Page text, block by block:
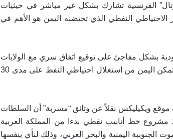
الفرنسية تشارك بشكل غير مباشر في حيثيات
الاحتياطي النفطي الذي تحتضنه اليمن هو الأهم في
بشكل مفاجئ على توقيع اتفاق سري مع الولايات
المتحدة الأمريكية للحيلولة دون تمكن اليمن من استغلال احتياطي النفط على مدى 30
ويكيليكس نقلاً عن وثائق “مسربة” أن السلطات
مشروع خط أنابيب نفطي بدءا من المملكة العربية
الجنوبية اليمنية والبحر العربي، وذلك لنأي بنفسها
القوات المسلحة تستهدف سفينة نفطية
أضرار تفوق التصور تلحق بيمناء الحديدة جراء
العدوان السعودي